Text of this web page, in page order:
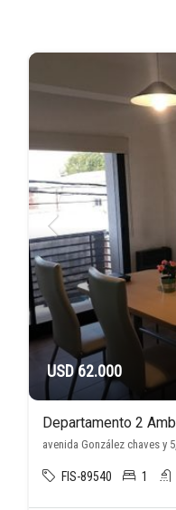
USD 62.000
Departamento 2
avenida González chaves y
FIS-89540 1